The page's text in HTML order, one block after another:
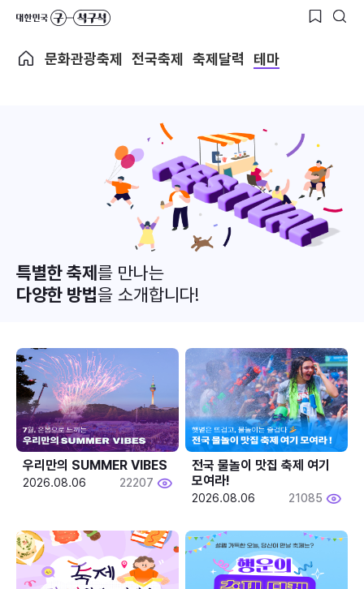
문화관광축제 전국축제 축제달력 테마
특별한 축제를 만나는
다양한 방법을 소개합니다!
우리만의 SUMMER VIBES
2026.08.06 22207
전국 물놀이 맛집 축제 여기
모여라!
2026.08.06 21085